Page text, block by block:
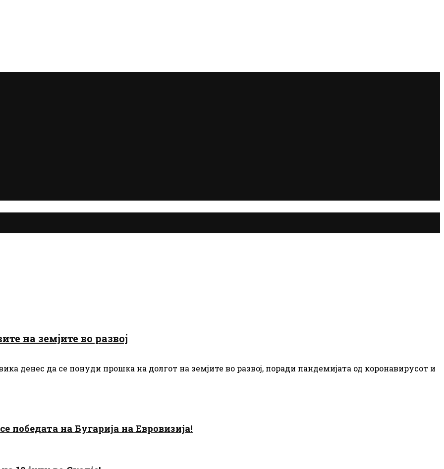
на земјите во развој
денес да се понуди прошка на долгот на земјите во развој, поради пандемијата од коронавирусот и
победата на Бугарија на Евровизија!